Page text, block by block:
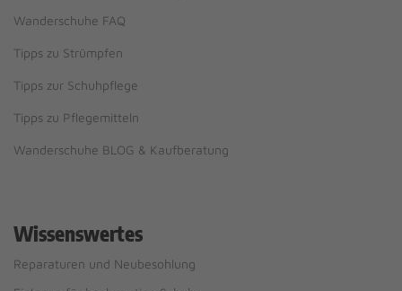
Wanderschuhe FAQ
Tipps zu Strümpfen
Tipps zur Schuhpflege
Tipps zu Pflegemitteln
Wanderschuhe BLOG & Kaufberatung
Wissenswertes
Reparaturen und Neubesohlung